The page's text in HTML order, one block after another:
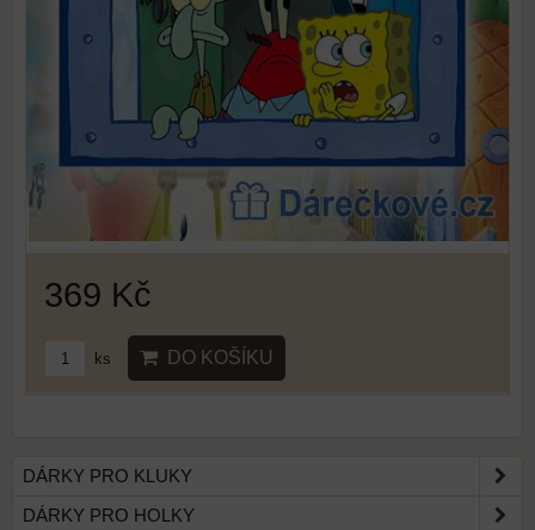
369 Kč
ks DO KOŠÍKU
DÁRKY PRO KLUKY
DÁRKY PRO HOLKY